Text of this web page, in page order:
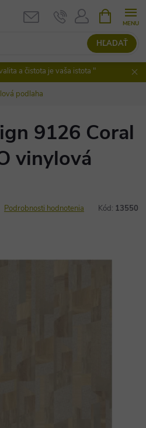
HĽADAŤ
KOŠÍK
a čistota je vaša istota "
podlaha
9126 Coral
vinylová
Podrobnosti hodnotenia Kód: 13550